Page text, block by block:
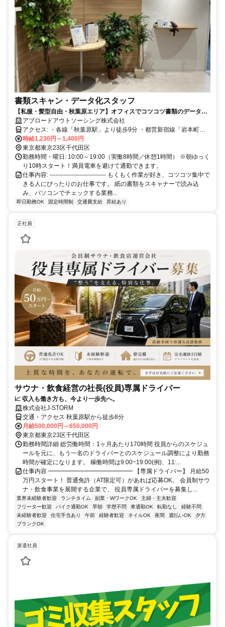
書類スキャン・データ化スタッフ
【私服・髪型自由・秋葉原エリア】オフィスでコツコツ書類のデータ化
｜未経験OK｜20〜30代活躍中｜土日祝休み｜賞与年2回
アブロードアウトソーシング株式会社
アクセス: ・各線「秋葉原駅」より徒歩9分 ・都営新宿線「岩本町
駅」より徒歩5分 ・JR総武本線「馬喰町駅」より徒歩7分 ・東京メト
ロ日比谷線「小伝馬町駅」より徒歩6分
時給1,230円～1,400円
東京都東京23区千代田区
勤務時間・曜日: 10:00～19:00（実働8時間／休憩1時間） ※朝ゆっく
り10時スタート！満員電車を避けて通勤できます。
仕事内容: ---------------------------- もくもく作業が好き、コツコツ集中で
きる人にぴったりのお仕事です。 紙の書類をスキャナーで読み込
み、パソコンでチェックする業務...
即日勤務OK 固定時間制 交通費支給 昇給あり
正社員
サウナ・飲食経営の社長(役員)専属ドライバー
📈 収入も働き方も、今より一歩先へ。
株式会社J‐STORM
交通・アクセス 秋葉原駅から徒歩8分
月給500,000円～650,000円
東京都東京23区千代田区
勤務時間詳細 総労働時間：1ヶ月あたり170時間 役員からのスケジュ
ールを元に、もう一名のドライバーとのスケジュール調整により勤務
時間が確定になります。 稼働時間は9:00~19:00(例)、11:...
仕事内容 ━━━━━━━━━━━━━━ 【専属ドライバー】 月給50
万円スタート！ 普通免許（AT限定可）があれば応募OK。 会員制サウ
ナ・飲食事業を展開する企業で、 役員専属ドライバーを募集し...
業界未経験者歓迎 ランチタイム 副業・WワークOK
主婦・主夫歓迎
フリーター歓迎
バイク通勤OK 早朝 学歴不問 車通勤OK 転勤なし
経験不問
未経験者歓迎
住宅手当あり 午前 経験者歓迎 ネイルOK 夜間 週払いOK
夕方
ブランクOK
派遣社員